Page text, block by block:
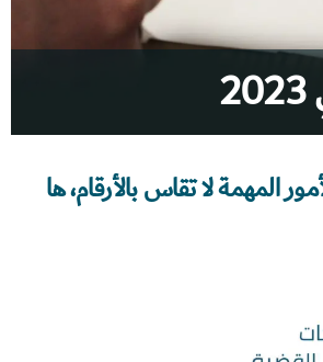
المهمة لا تقاس بالأرقام، ها